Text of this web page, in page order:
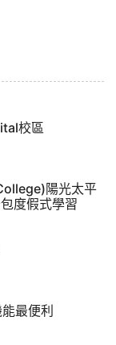
校區
陽光太平
度假式學習
最便利